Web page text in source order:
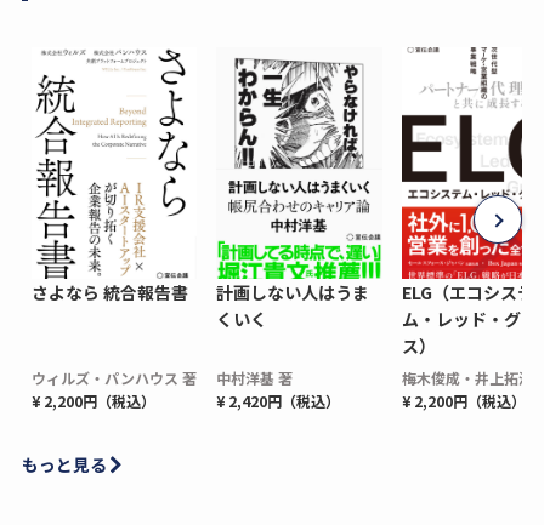
さよなら 統合報告書
ウィルズ・パンハウス 著
¥ 2,200円（税込）
計画しない人はうま
くいく
中村洋基 著
¥ 2,420円（税込）
ELG（エコシステ
ム・レッド・グロ
ス）
梅木俊成・井上拓海
¥ 2,200円（税込）
もっと見る